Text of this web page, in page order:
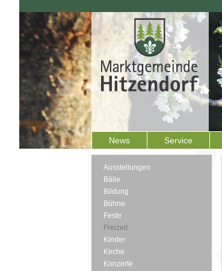
News Service
Ausstellungen
Bälle
Bildung
Bühne
Feste
Freizeit
Kinder
Kirche
Konzerte